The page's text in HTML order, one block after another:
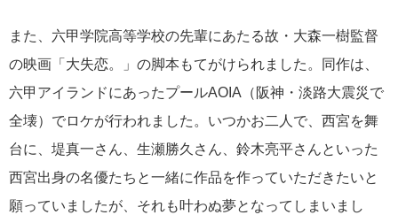
また、六甲学院高等学校の先輩にあたる故・大森一樹監督
の映画「大失恋。」の脚本もてがけられました。同作は、
六甲アイランドにあったプールAOIA（阪神・淡路大震災で
全壊）でロケが行われました。いつかお二人で、西宮を舞
台に、堤真一さん、生瀬勝久さん、鈴木亮平さんといった
西宮出身の名優たちと一緒に作品を作っていただきたいと
願っていましたが、それも叶わぬ夢となってしまいまし